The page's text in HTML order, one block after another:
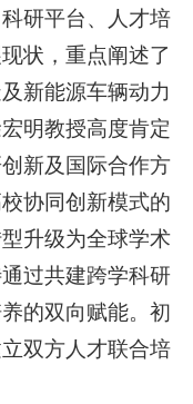
研平台、人才培
状，重点阐述了
新能源车辆动力
明教授高度肯定
新及国际合作方
协同创新模式的
升级为全球学术
过共建跨学科研
的双向赋能。初
双方人才联合培